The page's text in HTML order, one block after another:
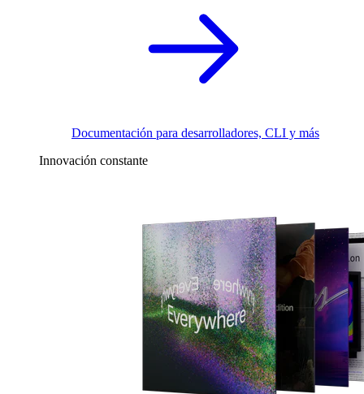
Documentación para desarrolladores, CLI y más
Innovación constante